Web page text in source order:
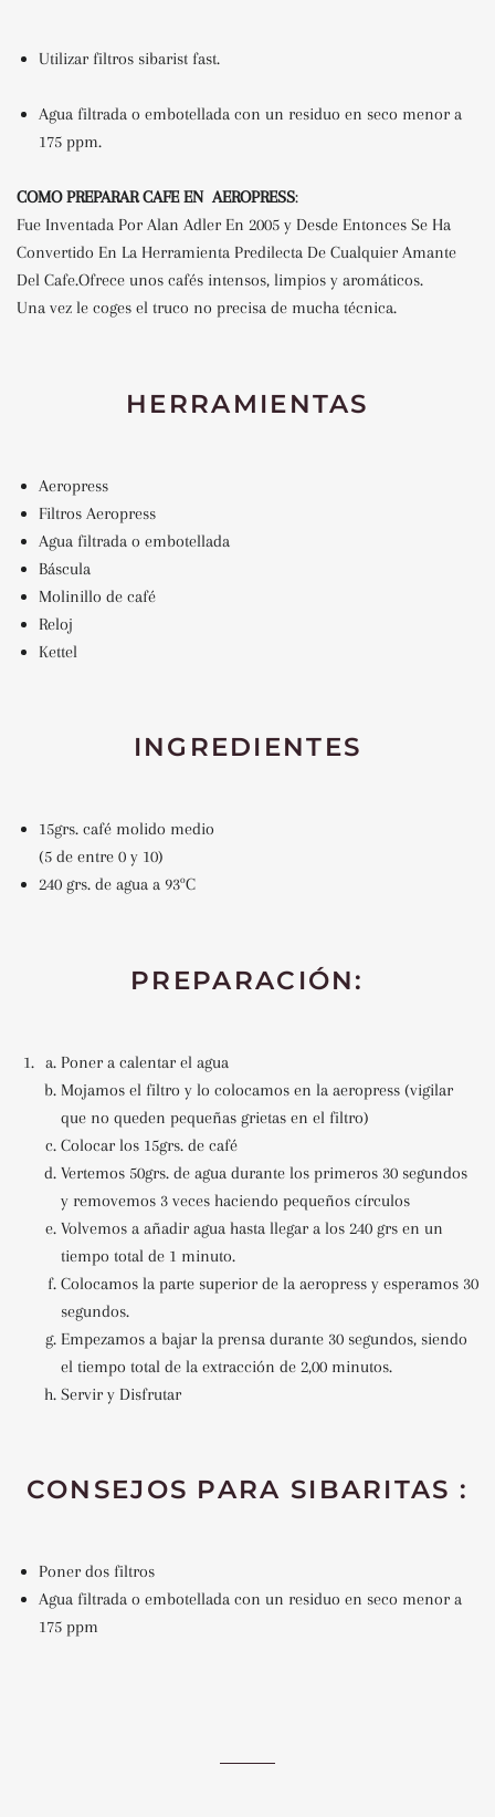
Utilizar filtros sibarist fast.
Agua filtrada o embotellada con un residuo en seco menor a
175 ppm.
COMO PREPARAR CAFE EN AEROPRESS:
Fue Inventada Por Alan Adler En 2005 y Desde Entonces Se Ha
Convertido En La Herramienta Predilecta De Cualquier Amante
Del Cafe.Ofrece unos cafés intensos, limpios y aromáticos.
Una vez le coges el truco no precisa de mucha técnica.
HERRAMIENTAS
Aeropress
Filtros Aeropress
Agua filtrada o embotellada
Báscula
Molinillo de café
Reloj
Kettel
INGREDIENTES
15grs. café molido medio
(5 de entre 0 y 10)
240 grs. de agua a 93ºC
PREPARACIÓN:
Poner a calentar el agua
Mojamos el filtro y lo colocamos en la aeropress (vigilar
que no queden pequeñas grietas en el filtro)
Colocar los 15grs. de café
Vertemos 50grs. de agua durante los primeros 30 segundos
y removemos 3 veces haciendo pequeños círculos
Volvemos a añadir agua hasta llegar a los 240 grs en un
tiempo total de 1 minuto.
Colocamos la parte superior de la aeropress y esperamos 30
segundos.
Empezamos a bajar la prensa durante 30 segundos, siendo
el tiempo total de la extracción de 2,00 minutos.
Servir y Disfrutar
CONSEJOS PARA SIBARITAS :
Poner dos filtros
Agua filtrada o embotellada con un residuo en seco menor a
175 ppm